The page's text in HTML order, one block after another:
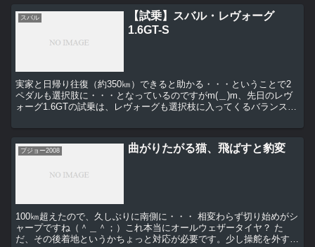
スバル
【試乗】スバル・レヴォーグ
1.6GT-S
実家と日帰り往復（約350㎞）できると助かる・・・ということで2
ペダルも選択肢に・・・となっているのですがm(＿)m、先日のレヴ
ォーグ1.6GTの試乗は、レヴォーグも選択枝に入ってくるバランスの
プジョー2008 曲がりたがる猫、飛ばすと豹変
100㎞超えたので、久しぶりに南側に・・・ 相変わらず切り始めがシ
ャープですね（＾＿＾；）これ本当にオールウェザータイヤ？ た
だ、その後着地というかちょっと対応が必要です。少し操舵を外すと